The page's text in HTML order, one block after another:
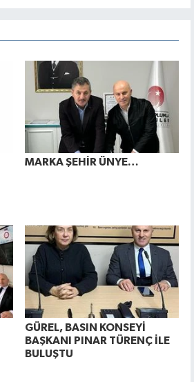
MARKA ŞEHİR ÜNYE…
GÜREL, BASIN KONSEYİ
BAŞKANI PINAR TÜRENÇ İLE
BULUŞTU